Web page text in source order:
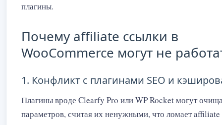
плагины.
Почему affiliate ссылки в
WooCommerce могут не
1. Конфликт с плагинами SEO и
Плагины вроде Clearfy Pro или WP Rocket могут
параметров, считая их ненужными, что ломает affiliate